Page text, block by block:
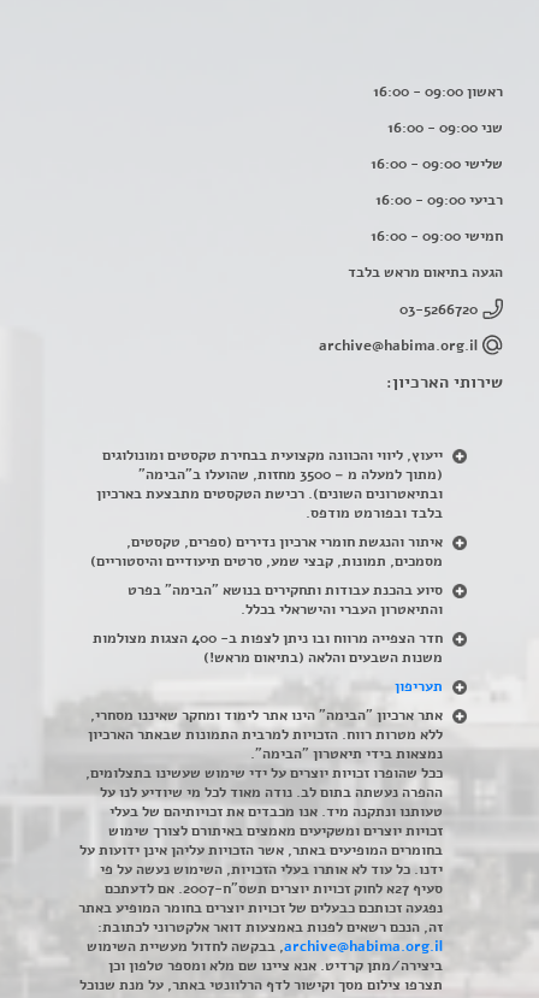
ראשון 09:00 - 16:00
שני 09:00 - 16:00
שלישי 09:00 - 16:00
רביעי 09:00 - 16:00
חמישי 09:00 - 16:00
הגעה בתיאום מראש בלבד
03-5266720
archive@habima.org.il
שירותי הארכיון:
ייעוץ, ליווי והכוונה מקצועית בבחירת טקסטים ומונולוגים
(מתוך למעלה מ – 3500 מחזות, שהועלו ב"הבימה"
ובתיאטרונים השונים). רכישת הטקסטים מתבצעת בארכיון
בלבד ובפורמט מודפס.
איתור והנגשת חומרי ארכיון נדירים (ספרים, טקסטים,
מסמכים, תמונות, קבצי שמע, סרטים תיעודיים והיסטוריים)
סיוע בהכנת עבודות ותחקירים בנושא "הבימה" בפרט
והתיאטרון העברי והישראלי בכלל.
חדר הצפייה מרווח ובו ניתן לצפות ב- 400 הצגות מצולמות
משנות השבעים והלאה (בתיאום מראש!)
תעריפון
אתר ארכיון "הבימה" הינו אתר לימוד ומחקר שאיננו מסחרי,
ללא מטרות רווח. הזכויות למרבית התמונות שבאתר הארכיון
נמצאות בידי תיאטרון "הבימה".
ככל שהופרו זכויות יוצרים על ידי שימוש שעשינו בתצלומים,
ההפרה נעשתה בתום לב. נודה מאוד לכל מי שיודיע לנו על
טעותנו ונתקנה מיד. אנו מכבדים את זכויותיהם של בעלי
זכויות יוצרים ומשקיעים מאמצים באיתורם לצורך שימוש
בחומרים המופיעים באתר, אשר הזכויות עליהן אינן ידועות על
ידנו. כל עוד לא אותרו בעלי הזכויות, השימוש נעשה על פי
סעיף 27א לחוק זכויות יוצרים תשס"ח-2007. אם לדעתכם
נפגעה זכותכם כבעלים של זכויות יוצרים בחומר המופיע באתר
זה, הנכם רשאים לפנות באמצעות דואר אלקטרוני לכתובת:
archive@habima.org.il, בבקשה לחדול מעשיית השימוש
ביצירה/מתן קרדיט. אנא ציינו שם מלא ומספר טלפון וכן
תצרפו צילום מסך וקישור לדף הרלוונטי באתר, על מנת שנוכל